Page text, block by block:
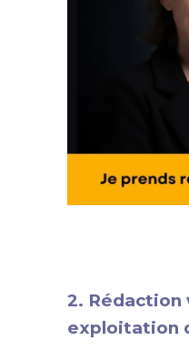
2. Rédaction
exploitation